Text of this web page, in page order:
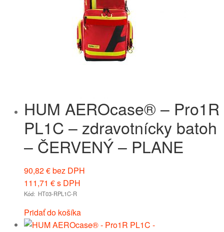
HUM AEROcase® – Pro1R
PL1C – zdravotnícky batoh
– ČERVENÝ – PLANE
90,82€bez DPH
111,71 €s DPH
Kód: HT03-RPL1C-R
Pridať do košíka